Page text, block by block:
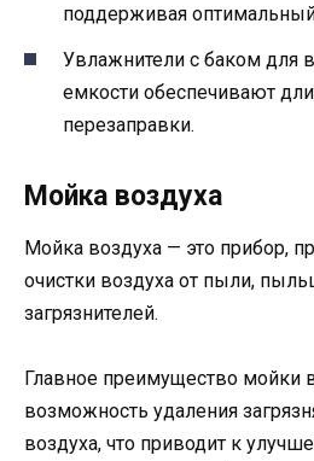
поддерживая
Увлажнители с баком для
емкости обеспечивают
перезаправки.
Мойка воздуха
Мойка воздуха — это прибор,
очистки воздуха от пыли,
загрязнителей.
Главное преимущество мойки
возможность удаления
воздуха, что приводит к